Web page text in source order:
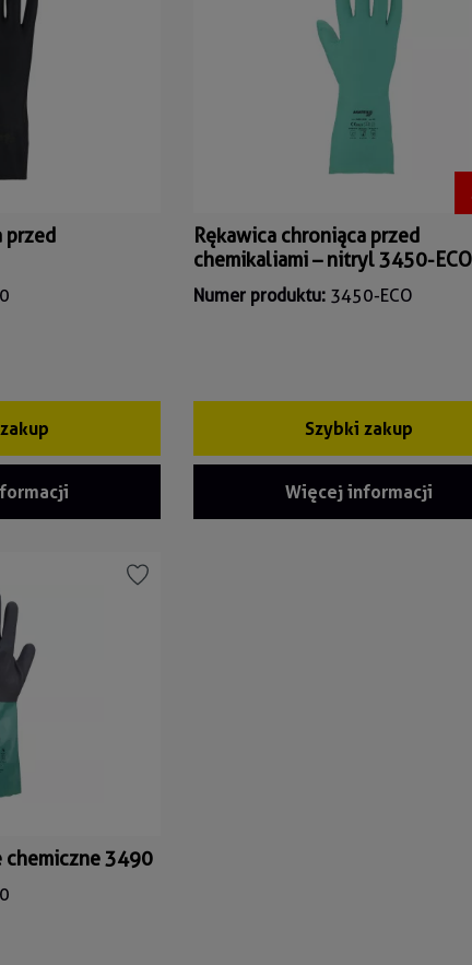
przed
Rękawica chroniąca przed
chemikaliami – nitryl 3450-ECO
Numer produktu: 3450-ECO
Szybki zakup
Więcej informacji
chemiczne 3490